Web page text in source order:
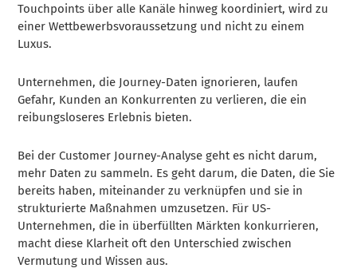
Touchpoints über alle Kanäle hinweg koordiniert, wird zu
einer Wettbewerbsvoraussetzung und nicht zu einem
Luxus.
Unternehmen, die Journey-Daten ignorieren, laufen
Gefahr, Kunden an Konkurrenten zu verlieren, die ein
reibungsloseres Erlebnis bieten.
Bei der Customer Journey-Analyse geht es nicht darum,
mehr Daten zu sammeln. Es geht darum, die Daten, die Sie
bereits haben, miteinander zu verknüpfen und sie in
strukturierte Maßnahmen umzusetzen. Für US-
Unternehmen, die in überfüllten Märkten konkurrieren,
macht diese Klarheit oft den Unterschied zwischen
Vermutung und Wissen aus.